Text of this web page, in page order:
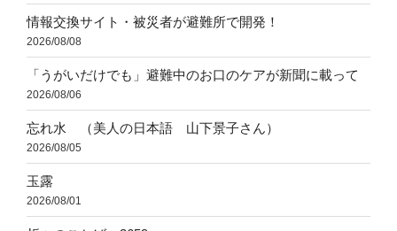
情報交換サイト・被災者が避難所で開発！
2026/08/08
「うがいだけでも」避難中のお口のケアが新聞に載って
2026/08/06
忘れ水 （美人の日本語 山下景子さん）
2026/08/05
玉露
2026/08/01